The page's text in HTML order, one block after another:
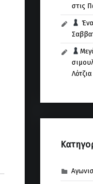
στις